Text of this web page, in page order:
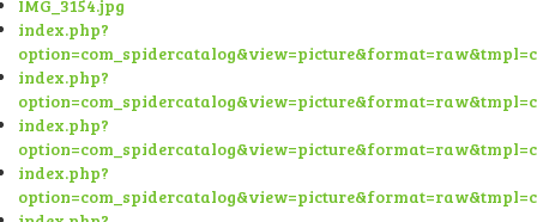
IMG_3154.jpg
index.php?
index.php?
index.php?
index.php?